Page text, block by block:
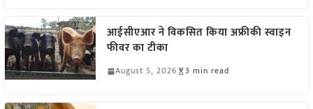
आईसीएआर ने विकसित किया अफ्रीकी स्वाइन
फीवर का टीका
August 5, 2026 3 min read